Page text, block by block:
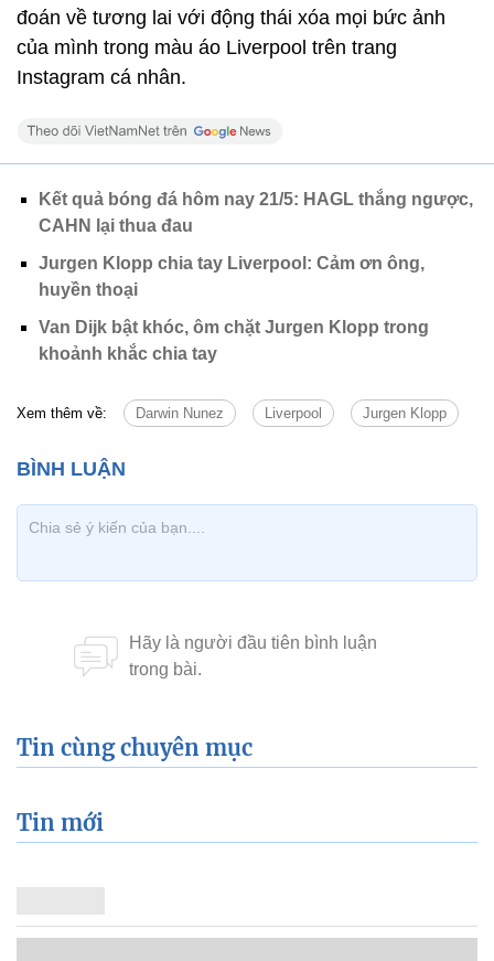
đoán về tương lai với động thái xóa mọi bức ảnh
của mình trong màu áo Liverpool trên trang
Instagram cá nhân.
Kết quả bóng đá hôm nay 21/5: HAGL thắng ngược,
CAHN lại thua đau
Jurgen Klopp chia tay Liverpool: Cảm ơn ông,
huyền thoại
Van Dijk bật khóc, ôm chặt Jurgen Klopp trong
khoảnh khắc chia tay
Xem thêm về: Darwin Nunez Liverpool Jurgen Klopp
Tin cùng chuyên mục
Tin mới